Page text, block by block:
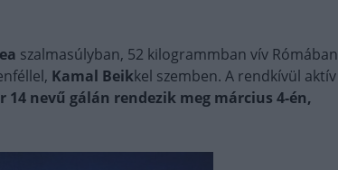
szalmasúlyban, 52 kilogrammban vív Rómában
Kamal Beikkel szemben. A rendkívül aktív
14 nevű gálán rendezik meg március 4-én,